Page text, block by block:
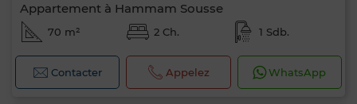
Appartement à Hammam Sousse
70 m² 2 Ch. 1 Sdb.
Contacter Appelez WhatsApp